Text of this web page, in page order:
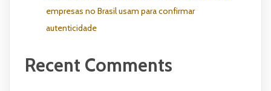
empresas no Brasil usam para confirmar
autenticidade
Recent Comments